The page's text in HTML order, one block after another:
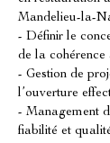
Mandelieu-la-
- Définir le
de la
- Gestion de
l’ouverture
- Management
fiabilité et